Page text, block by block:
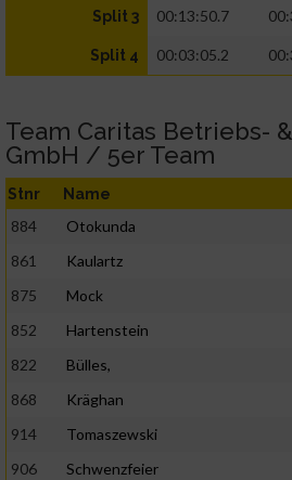
Split 3 00:13:50.7
Split 4 00:03:05.2
Team Caritas Betriebs-
GmbH / 5er Team
Stnr Name
884 Otokunda
861
Kaulartz
875
Mock
852
Hartenstein
822
Bülles,
868
Kräghan
914
Tomaszewski
906
Schwenzfeier